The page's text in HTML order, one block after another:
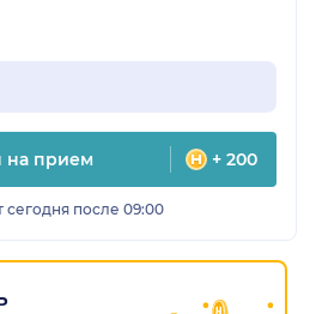
на прием + 200
сегодня после 09:00